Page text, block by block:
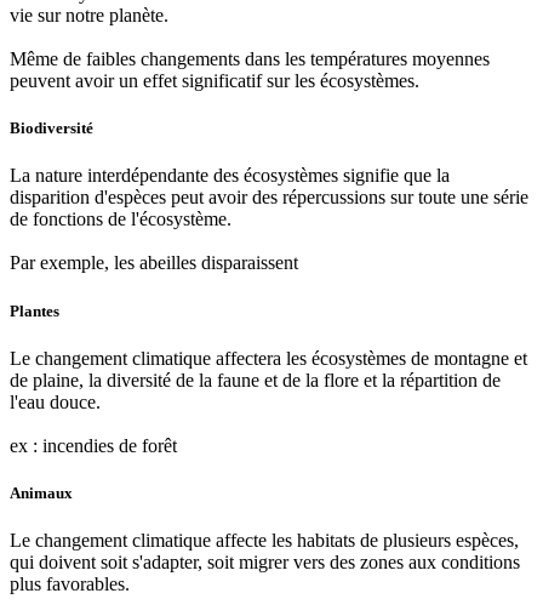
vie sur notre planète.
Même de faibles changements dans les températures moyennes
peuvent avoir un effet significatif sur les écosystèmes.
Biodiversité
La nature interdépendante des écosystèmes signifie que la
disparition d'espèces peut avoir des répercussions sur toute une série
de fonctions de l'écosystème.
Par exemple, les abeilles disparaissent
Plantes
Le changement climatique affectera les écosystèmes de montagne et
de plaine, la diversité de la faune et de la flore et la répartition de
l'eau douce.
ex : incendies de forêt
Animaux
Le changement climatique affecte les habitats de plusieurs espèces,
qui doivent soit s'adapter, soit migrer vers des zones aux conditions
plus favorables.